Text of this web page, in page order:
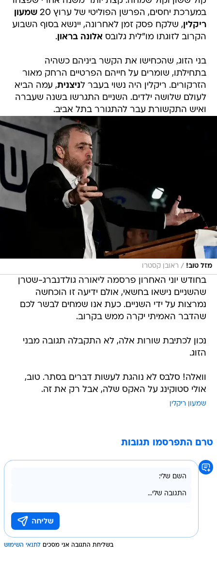
במערכת יחסים, הפרשן הפוליטי של ערוץ 20
שמעון
ריקלין , שלקח פסק זמן לאחרונה, יינשא בסוף השבוע
הקרוב לזוגתו מו"לית גלובס אלונה בראון.
בני הזוג, שהכחישו את הקשר ביניהם כשהיה
בתחילתו, שומרים על חייהם הפרטיים הרחק מאור
הזרקורים. ריקלין היה נשוי בעבר לניצנית, עמה הביא
לעולם שלושה ילדים. השניים התגרשו בשנה שעברה
ואיש התקשורת עבר להתגורר בתל אביב.
מזל טוב! / ראובן קסטרו
בחודש יוני האחרון פרסמה ליאורה גולדנברג-שטרן
שהשניים נישאו בחשאי, אולם ידיעה זו הוכחשה
נמרצות על ידי השניים. כעת אנו שמחים לבשר לכם
שהדבר האמיתי יקרה ממש בקרוב.
נכון לכתיבת שורות אלה, לא התקבלה תגובה מבני
הזוג.
וואלה! סלבס לא נוהגת לעשות דברים בסתר. טוב,
אולי סטוקינג על האקס שלה, אבל רק את זה.
שמעון ריקלין
טרם התפרסמו תגובות
בשליחת התגובה אני מסכים לתנאי השימוש